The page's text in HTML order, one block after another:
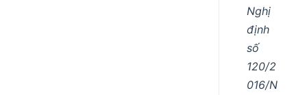
Nghị
định
số
120/2
016/N